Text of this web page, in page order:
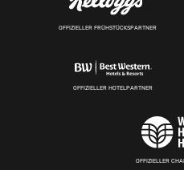
OFFIZIELLER FRÜHSTÜCKSPARTNER
OFFIZIELLER HOTELPARTNER
OFFIZIELLER